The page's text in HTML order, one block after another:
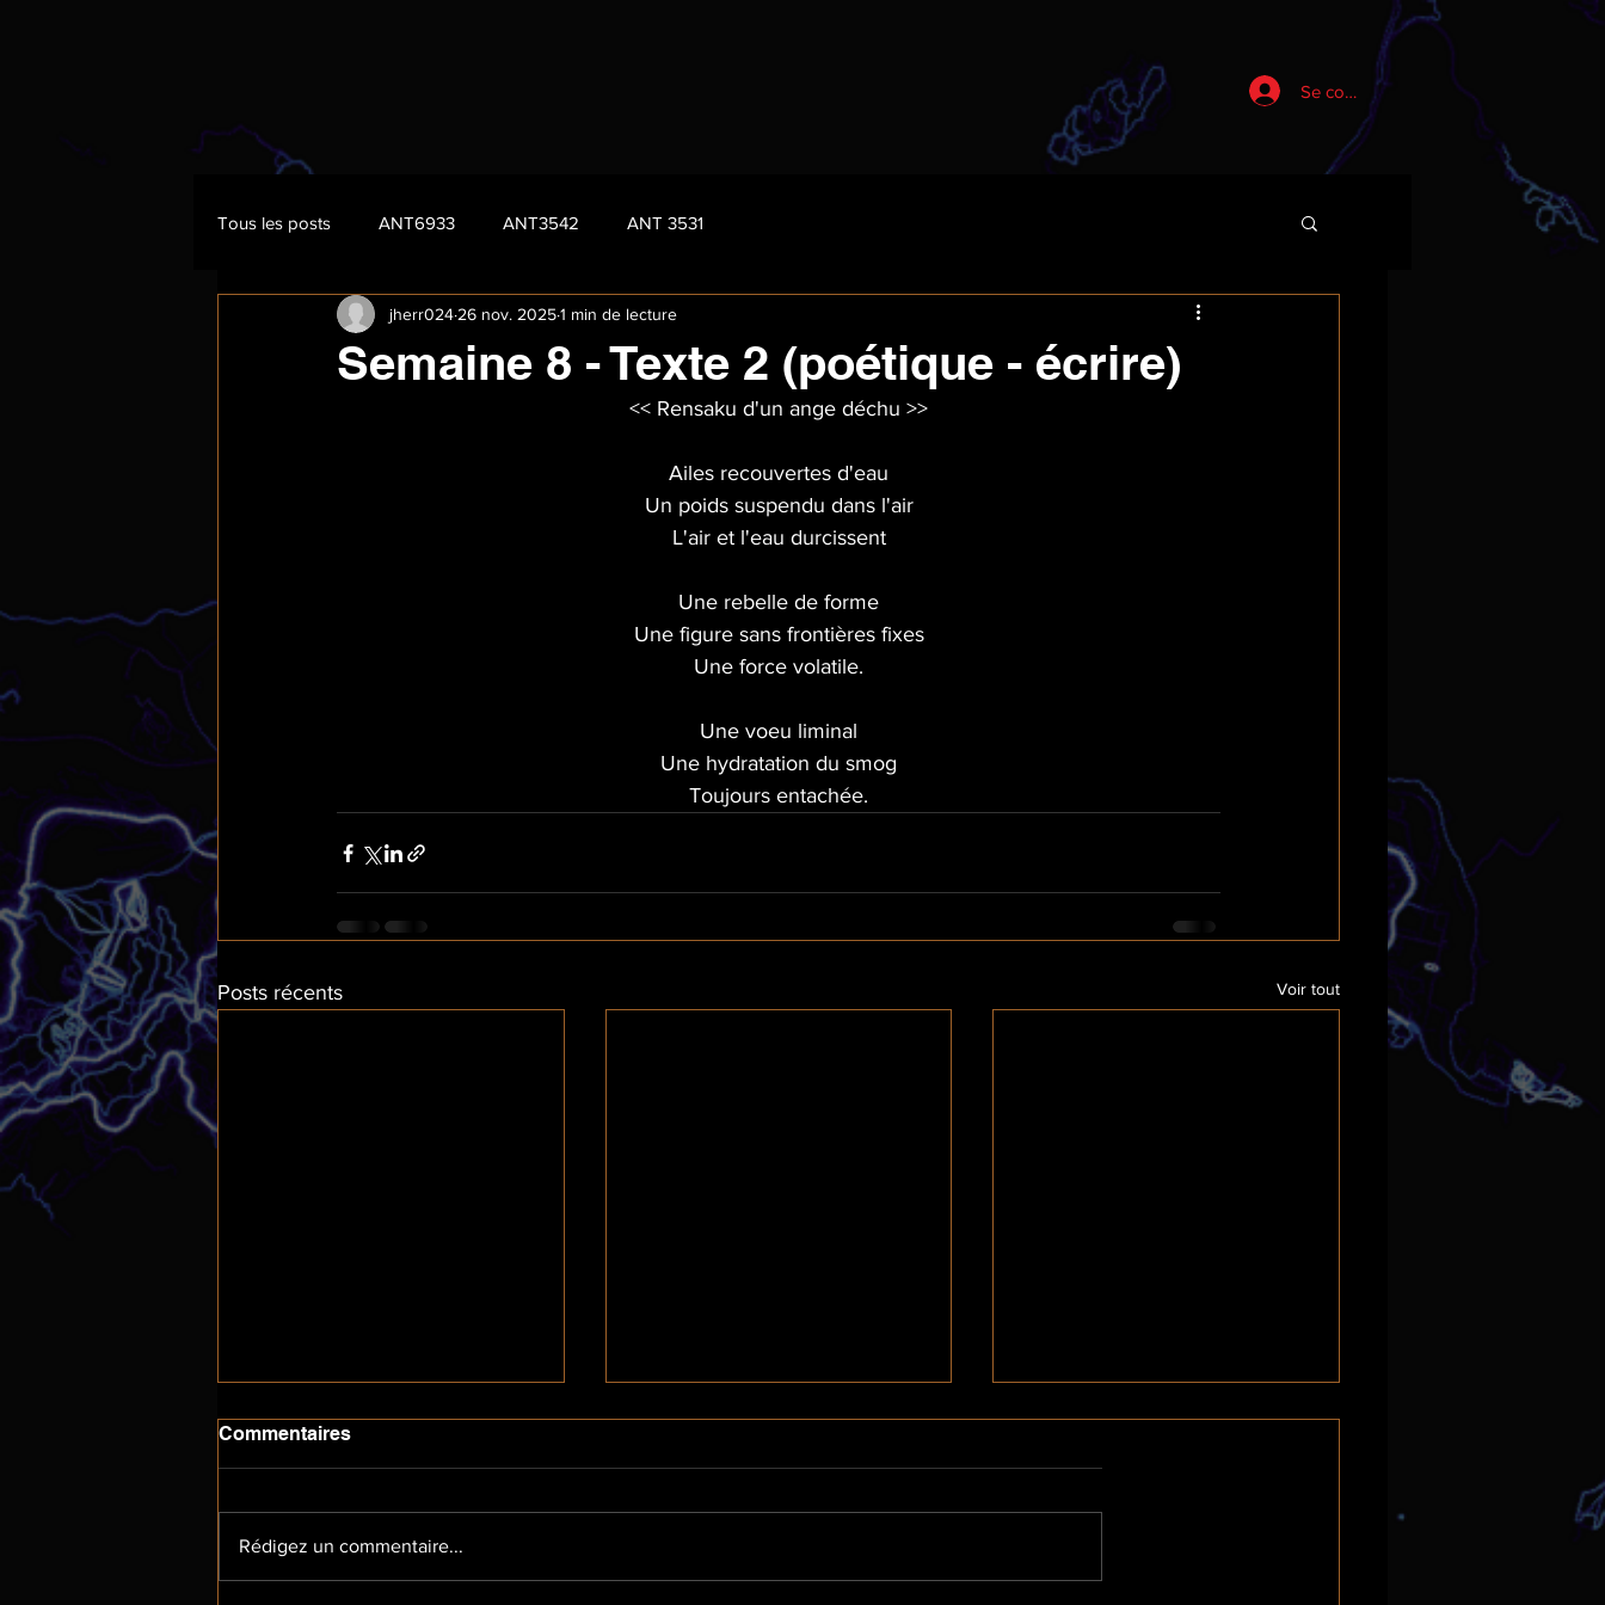
Se connecter
Tous les posts ANT6933 ANT3542 ANT 3531
Semaine 8 - Texte 2 (poétique - écrire)
jherr024 26 nov. 20251 min de lecture
<< Rensaku d'un ange déchu >>
Ailes recouvertes d'eau
Un poids suspendu dans l'air
L'air et l'eau durcissent
Une rebelle de forme
Une figure sans frontières fixes
Une force volatile.
Une voeu liminal
Une hydratation du smog
Toujours entachée.
Posts récents Voir tout
Commentaires
Rédigez un commentaire...